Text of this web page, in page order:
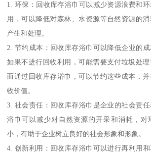
1. 环保：回收库存浴巾可以减少资源浪费和
用，可以降低对森林、水资源等自然资源的
产生和处理。
2. 节约成本：回收库存浴巾可以降低企业的
如果不进行回收利用，可能需要支付垃圾处理
而通过回收库存浴巾，可以节约这些成本，
收价值。
3. 社会责任：回收库存浴巾是企业的社会责
浴巾可以减少对自然资源的开采和消耗，对
小，有助于企业树立良好的社会形象和形象。
4. 创新利用：回收库存浴巾可以进行再利用